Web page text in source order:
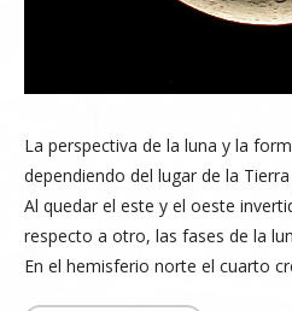
La perspectiva de la luna y la
dependiendo del lugar de la
Al quedar el este y el oeste
respecto a otro, las fases de la
En el hemisferio norte el cuarto